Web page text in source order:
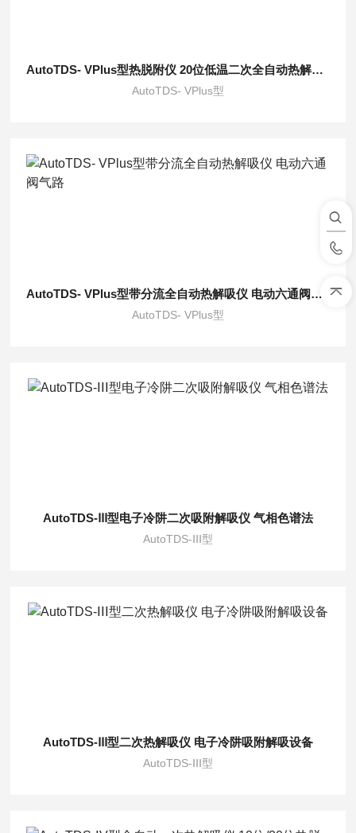
AutoTDS- VPlus型热脱附仪 20位低温二次全自动热解吸仪
AutoTDS- VPlus型
AutoTDS- VPlus型带分流全自动热解吸仪 电动六通阀气路
AutoTDS- VPlus型
AutoTDS-ⅠⅠⅠ型电子冷阱二次吸附解吸仪 气相色谱法
AutoTDS-ⅠⅠⅠ型
AutoTDS-ⅠⅠⅠ型二次热解吸仪 电子冷阱吸附解吸设备
AutoTDS-ⅠⅠⅠ型